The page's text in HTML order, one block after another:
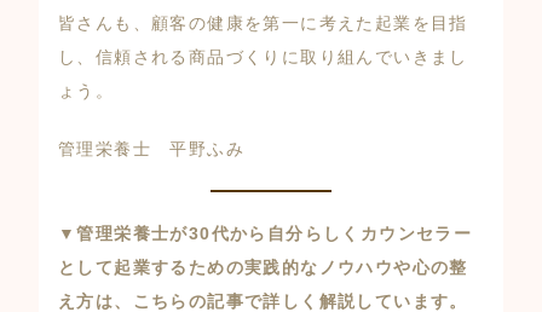
皆さんも、顧客の健康を第一に考えた起業を目指
し、信頼される商品づくりに取り組んでいきまし
ょう。
管理栄養士 平野ふみ
▼管理栄養士が30代から自分らしくカウンセラー
として起業するための実践的なノウハウや心の整
え方は、こちらの記事で詳しく解説しています。